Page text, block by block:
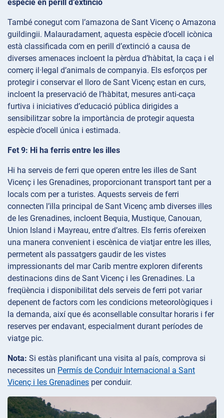
espècie en perill d’extinció
També conegut com l’amazona de Sant Vicenç o Amazona
guildingii. Malauradament, aquesta espècie d’ocell icònica
està classificada com en perill d’extinció a causa de
diverses amenaces incloent la pèrdua d’hàbitat, la caça i el
comerç il·legal d’animals de companyia. Els esforços per
protegir i conservar el lloro de Sant Vicenç estan en curs,
incloent la preservació de l’hàbitat, mesures anti-caça
furtiva i iniciatives d’educació pública dirigides a
sensibilitzar sobre la importància de protegir aquesta
espècie d’ocell única i estimada.
Fet 9: Hi ha ferris entre les illes
Hi ha serveis de ferri que operen entre les illes de Sant
Vicenç i les Grenadines, proporcionant transport tant per a
locals com per a turistes. Aquests serveis de ferri
connecten l’illa principal de Sant Vicenç amb diverses illes
de les Grenadines, incloent Bequia, Mustique, Canouan,
Union Island i Mayreau, entre d’altres. Els ferris ofereixen
una manera convenient i escènica de viatjar entre les illes,
permetent als passatgers gaudir de les vistes
impressionants del mar Carib mentre exploren diferents
destinacions dins de Sant Vicenç i les Grenadines. La
freqüència i disponibilitat dels serveis de ferri pot variar
depenent de factors com les condicions meteorològiques i
la demanda, així que és aconsellable consultar horaris i fer
reserves per endavant, especialment durant períodes de
viatge pic.
Nota: Si estàs planificant una visita al país, comprova si
necessites un Permís de Conduir Internacional a Sant
Vicenç i les Grenadines per conduir.